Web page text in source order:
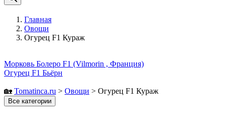
Главная
Овощи
Огурец F1 Кураж
Морковь Болеро F1 (Vilmorin , Франция)
Огурец F1 Бьёрн
🏡 Tomatinсa.ru > Овощи > Огурец F1 Кураж
Все категории